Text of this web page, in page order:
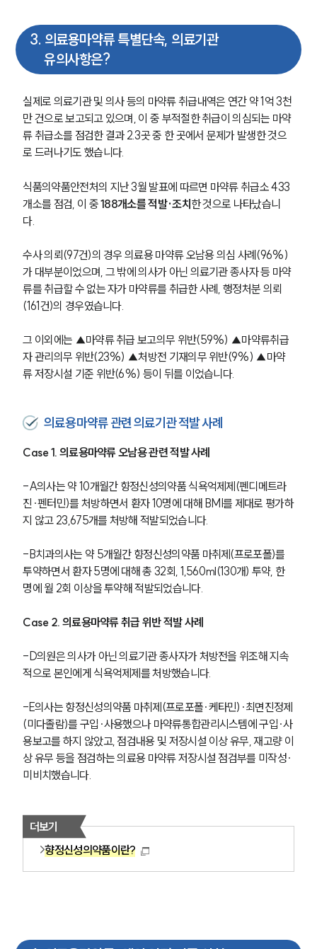
3. 의료용마약류 특별단속, 의료기관
유의사항은?
실제로 의료기관 및 의사 등의 마약류 취급내역은 연간 약 1억 3천
만 건으로 보고되고 있으며, 이 중 부적절한 취급이 의심되는 마약
류 취급소를 점검한 결과 2.3곳 중 한 곳에서 문제가 발생한 것으
로 드러나기도 했습니다.
식품의약품안전처의 지난 3월 발표에 따르면 마약류 취급소 433
개소를 점검, 이 중 188개소를 적발·조치한 것으로 나타났습니
다.
수사 의뢰(97건)의 경우 의료용 마약류 오남용 의심 사례(96%)
가 대부분이었으며, 그 밖에 의사가 아닌 의료기관 종사자 등 마약
류를 취급할 수 없는 자가 마약류를 취급한 사례, 행정처분 의뢰
(161건)의 경우였습니다.
그 이외에는 ▲마약류 취급 보고의무 위반(59%) ▲마약류취급
자 관리의무 위반(23%) ▲처방전 기재의무 위반(9%) ▲마약
류 저장시설 기준 위반(6%) 등이 뒤를 이었습니다.
의료용마약류 관련 의료기관 적발 사례
Case 1. 의료용마약류 오남용 관련 적발 사례
-A의사는 약 10개월간 향정신성의약품 식욕억제제(펜디메트라
진∙펜터민)를 처방하면서 환자 10명에 대해 BMI를 제대로 평가하
지 않고 23,675개를 처방해 적발되었습니다.
-B치과의사는 약 5개월간 향정신성의약품 마취제(프로포폴)를
투약하면서 환자 5명에 대해 총 32회, 1,560ml(130개) 투약, 한
명에 월 2회 이상을 투약해 적발되었습니다.
Case 2. 의료용마약류 취급 위반 적발 사례
-D의원은 의사가 아닌 의료기관 종사자가 처방전을 위조해 지속
적으로 본인에게 식욕억제제를 처방했습니다.
-E의사는 향정신성의약품 마취제(프로포폴∙케타민)∙최면진정제
(미다졸람)를 구입∙사용했으나 마약류통합관리시스템에 구입∙사
용보고를 하지 않았고, 점검내용 및 저장시설 이상 유무, 재고량 이
상 유무 등을 점검하는 의료용 마약류 저장시설 점검부를 미작성∙
미비치했습니다.
더보기
향정신성의약품이란?